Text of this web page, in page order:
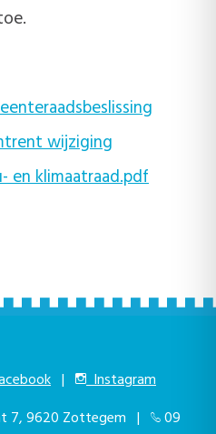
wijziging
en klimaatraad.pdf
|
Instagram
7, 9620 Zottegem |
09